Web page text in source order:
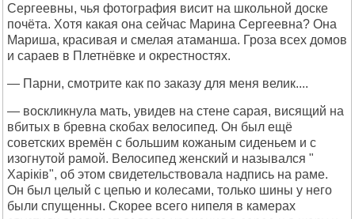
Сергеевны, чья фотография висит на школьной доске
почёта. Хотя какая она сейчас Марина Сергеевна? Она
Мариша, красивая и смелая атаманша. Гроза всех домов
и сараев в Плетнёвке и окрестностях.
— Парни, смотрите как по заказу для меня велик....
— воскликнула мать, увидев на стене сарая, висящий на
вбитых в бревна скобах велосипед. Он был ещё
советских времён с большим кожаным сиденьем и с
изогнутой рамой. Велосипед женский и назывался "
Харiкiв", об этом свидетельствовала надпись на раме.
Он был целый с цепью и колесами, только шины у него
были спущенны. Скорее всего нипеля в камерах